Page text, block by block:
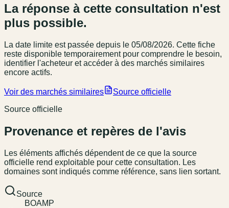
La réponse à cette consultation n'est
plus possible.
La date limite est passée depuis le 05/08/2026. Cette fiche
reste disponible temporairement pour comprendre le besoin,
identifier l'acheteur et accéder à des marchés similaires
encore actifs.
Voir des marchés similaires
Source officielle
Source officielle
Provenance et repères de l'avis
Les éléments affichés dépendent de ce que la source
officielle rend exploitable pour cette consultation. Les
domaines sont indiqués comme référence, sans lien sortant.
Source
BOAMP